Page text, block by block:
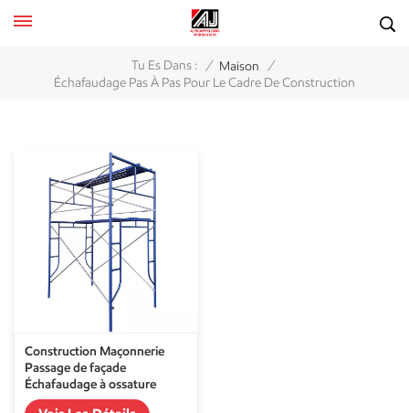
Tu Es Dans : / Maison /
Échafaudage Pas À Pas Pour Le Cadre De Construction
Construction Maçonnerie
Passage de façade
Échafaudage à ossature
métallique